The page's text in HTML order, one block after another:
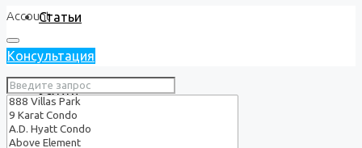
Статьи
Услуги
Account
Консультация